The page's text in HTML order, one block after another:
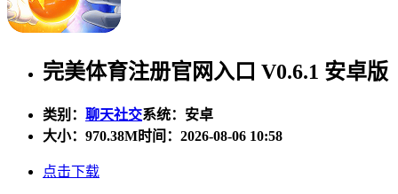
完美体育注册官网入口 V0.6.1 安卓版
类别： 聊天社交系统：安卓
大小： 970.38M时间：2026-08-06 10:58
点击下载